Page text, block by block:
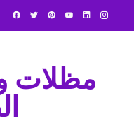
مظلات